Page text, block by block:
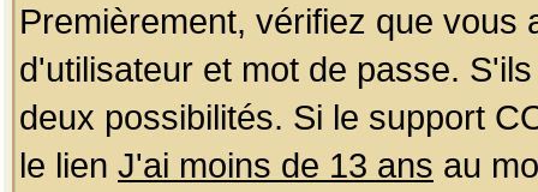
Premièrement, vérifiez que
d'utilisateur et mot de passe.
deux possibilités. Si le support
le lien J'ai moins de 13 ans au